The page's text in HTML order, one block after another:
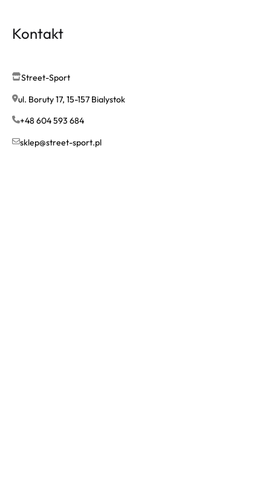
Kontakt
Street-Sport
ul. Boruty 17, 15-157 Bialystok
+48 604 593 684
sklep@street-sport.pl